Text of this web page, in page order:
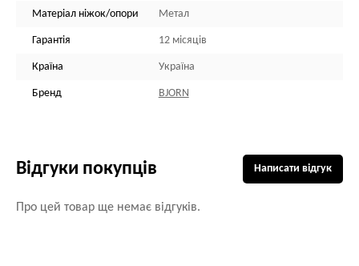
Матеріал ніжок/опори Метал
Гарантія 12 місяців
Країна Україна
Бренд BJORN
Відгуки покупців
Про цей товар ще немає відгуків.
Написати відгук